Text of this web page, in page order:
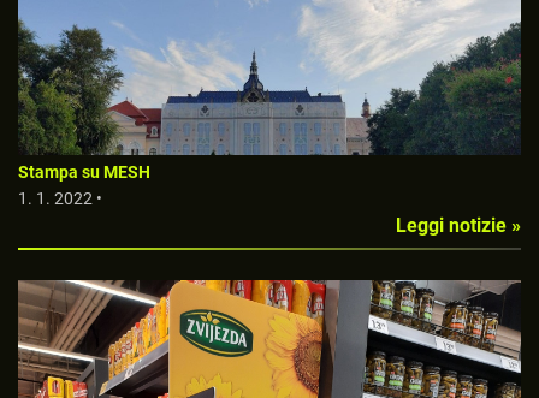
Stampa su MESH
1. 1. 2022 •
Leggi notizie »